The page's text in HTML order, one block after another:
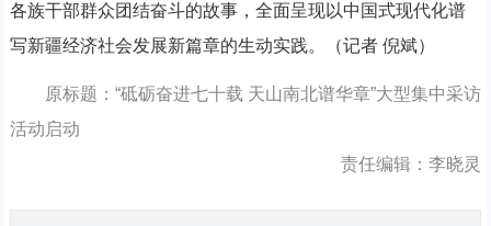
各族干部群众团结奋斗的故事，全面呈现以中国式现代化谱
写新疆经济社会发展新篇章的生动实践。（记者 倪斌）
原标题：“砥砺奋进七十载 天山南北谱华章”大型集中采访
活动启动
责任编辑：李晓灵